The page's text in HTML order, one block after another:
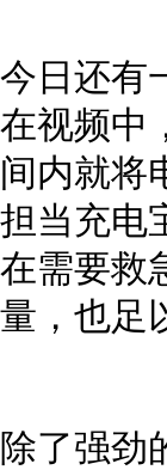
今日还有
在视频中
间内就将
担当充电
在需要救
量，也足
除了强劲